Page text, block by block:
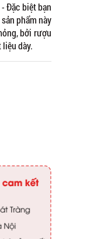
Đặc biệt bạn
phẩm này
bởi rượu
liệu dày.